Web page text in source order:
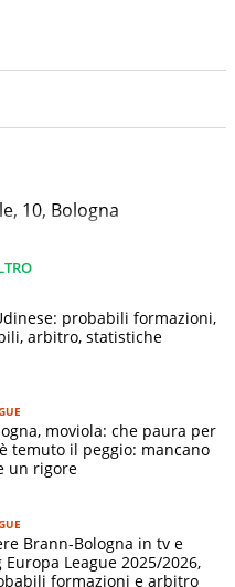
10, Bologna
a strisce verticali.
rossi e blu, richiamando il
probabili formazioni,
arbitro, statistiche
moviola: che paura per
temuto il peggio: mancano
un rigore
Brann-Bologna in tv e
League 2025/2026,
formazioni e arbitro